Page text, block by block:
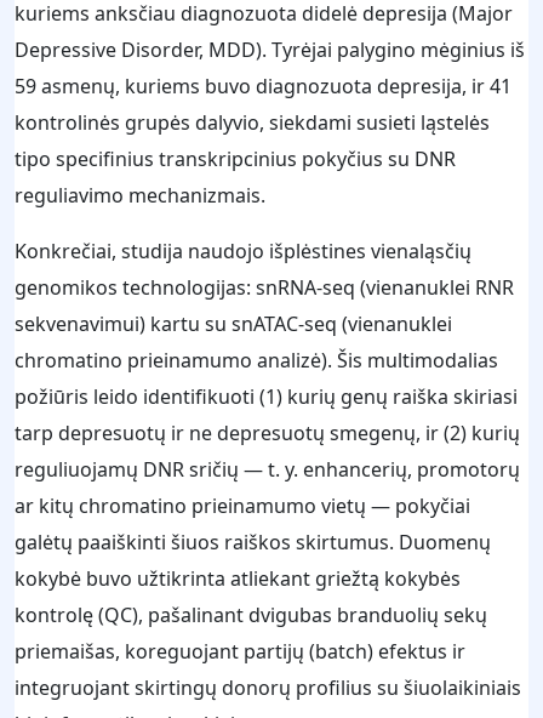
kuriems anksčiau diagnozuota didelė depresija (Major
Depressive Disorder, MDD). Tyrėjai palygino mėginius iš
59 asmenų, kuriems buvo diagnozuota depresija, ir 41
kontrolinės grupės dalyvio, siekdami susieti ląstelės
tipo specifinius transkripcinius pokyčius su DNR
reguliavimo mechanizmais.
Konkrečiai, studija naudojo išplėstines vienaląsčių
genomikos technologijas: snRNA-seq (vienanuklei RNR
sekvenavimui) kartu su snATAC-seq (vienanuklei
chromatino prieinamumo analizė). Šis multimodalias
požiūris leido identifikuoti (1) kurių genų raiška skiriasi
tarp depresuotų ir ne depresuotų smegenų, ir (2) kurių
reguliuojamų DNR sričių — t. y. enhancerių, promotorų
ar kitų chromatino prieinamumo vietų — pokyčiai
galėtų paaiškinti šiuos raiškos skirtumus. Duomenų
kokybė buvo užtikrinta atliekant griežtą kokybės
kontrolę (QC), pašalinant dvigubas branduolių sekų
priemaišas, koreguojant partijų (batch) efektus ir
integruojant skirtingų donorų profilius su šiuolaikiniais